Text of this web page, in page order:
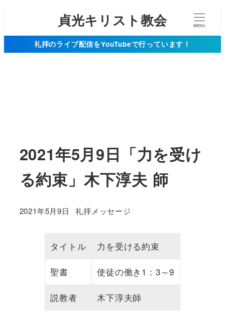
貞光キリスト教会 MENU
礼拝のライブ配信をYouTubeで行っています！
2021年5月9日「力を受け
る約束」木下淳夫 師
投稿日
2021年5月9日 カテゴリー
礼拝メッセージ
タイトル 力を受ける約束
聖書 使徒の働き1：3～9
説教者 木下淳夫師